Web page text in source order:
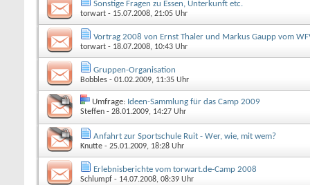
Sonstige Fragen zu Essen, Unterkunft etc.
torwart - 15.07.2008, 21:05 Uhr
Vortrag 2008 von Ernst Thaler und Markus Gaupp vom
torwart - 18.07.2008, 10:43 Uhr
Gruppen-Organisation
Bobbles - 01.02.2009, 11:35 Uhr
Umfrage: Ideen-Sammlung für das Camp 2009
Steffen - 28.01.2009, 14:27 Uhr
Anfahrt zur Sportschule Ruit - Wer, wie, mit wem?
Knutte - 25.01.2009, 18:28 Uhr
Erlebnisberichte vom torwart.de-Camp 2008
Schlumpf - 14.07.2008, 08:39 Uhr